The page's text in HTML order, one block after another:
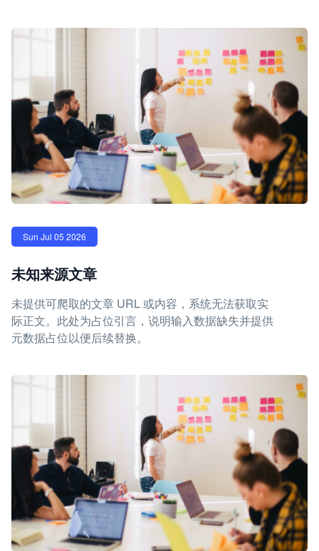
Sun Jul 05 2026
未知来源文章
未提供可爬取的文章 URL 或内容，系统无法获取实
际正文。此处为占位引言，说明输入数据缺失并提供
元数据占位以便后续替换。